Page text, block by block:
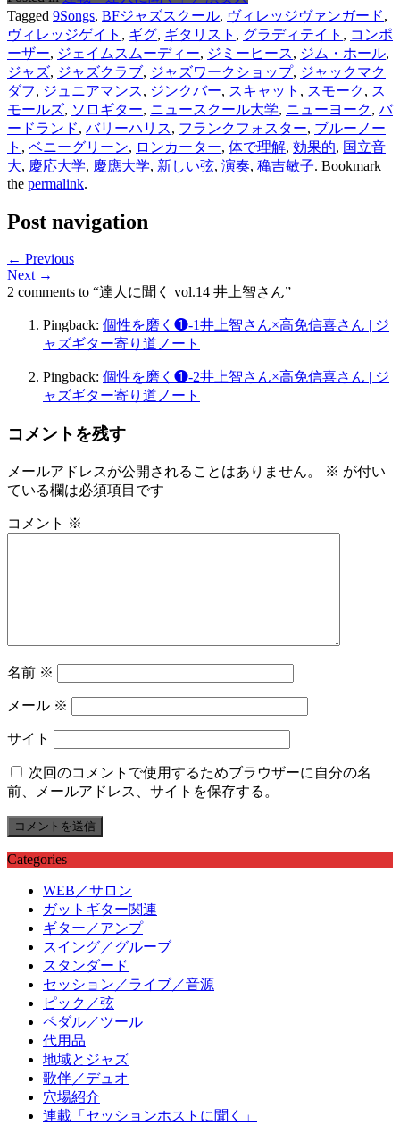
Tagged 9Songs, BFジャズスクール, ヴィレッジヴァンガード,
ヴィレッジゲイト , ギグ, ギタリスト , グラディテイト , コンポ
ーザー, ジェイムスムーディー, ジミーヒース, ジム・ホール,
ジャズ, ジャズクラブ, ジャズワークショップ, ジャックマク
ダフ, ジュニアマンス, ジンクバー, スキャット , スモーク, ス
モールズ, ソロギター, ニュースクール大学, ニューヨーク, バ
ードランド, バリーハリス, フランクフォスター, ブルーノー
ト , ベニーグリーン, ロンカーター, 体で理解, 効果的, 国立音
大, 慶応大学, 慶應大学, 新しい弦, 演奏, 穐吉敏子. Bookmark
the permalink.
Post navigation
← Previous
Next →
2 comments to “達人に聞く vol.14 井上智さん”
Pingback: 個性を磨く❶-1井上智さん×高免信喜さん | ジ
ャズギター寄り道ノート
Pingback: 個性を磨く❶-2井上智さん×高免信喜さん | ジ
ャズギター寄り道ノート
コメントを残す
メールアドレスが公開されることはありません。 ※ が付い
ている欄は必須項目です
コメント ※
名前 ※
メール ※
サイト
次回のコメントで使用するためブラウザーに自分の名
前、メールアドレス、サイトを保存する。
Categories
WEB／サロン
ガットギター関連
ギター／アンプ
スイング／グルーブ
スタンダード
セッション／ライブ／音源
ピック／弦
ペダル／ツール
代用品
地域とジャズ
歌伴／デュオ
穴場紹介
連載「セッションホストに聞く」